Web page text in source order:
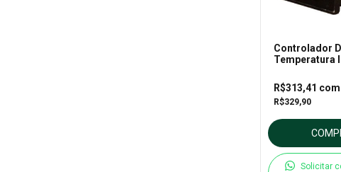
Controlador
Temperatura
R$329,90
R$313,41 com
Solicitar